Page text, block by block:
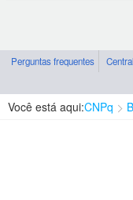
Perguntas frequentes
Você está aqui:CNPq